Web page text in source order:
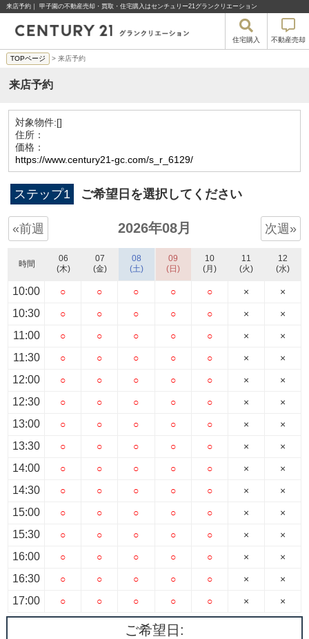
来店予約｜ 甲子園の不動産売却・買取・住宅購入はセンチュリー21グランクリエーション
住宅購入 不動産売却
TOPページ > 来店予約
来店予約
対象物件:[]
住所：
価格：
https://www.century21-gc.com/s_r_6129/
ステップ1 ご希望日を選択してください
«前週 2026年08月 次週»
時間
10:00
10:30
11:00
11:30
12:00
12:30
13:00
13:30
14:00
14:30
15:00
15:30
16:00
16:30
17:00
06
(木)
○
○
○
○
○
○
○
○
○
○
○
○
○
○
○
07
(金)
○
○
○
○
○
○
○
○
○
○
○
○
○
○
○
08
(土)
○
○
○
○
○
○
○
○
○
○
○
○
○
○
○
09
(日)
○
○
○
○
○
○
○
○
○
○
○
○
○
○
○
10
(月)
○
○
○
○
○
○
○
○
○
○
○
○
○
○
○
11
(火)
×
×
×
×
×
×
×
×
×
×
×
×
×
×
×
12
(水)
×
×
×
×
×
×
×
×
×
×
×
×
×
×
×
ご希望日: